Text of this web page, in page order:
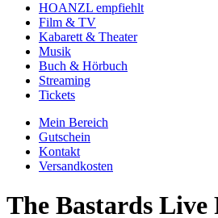
HOANZL empfiehlt
Film & TV
Kabarett & Theater
Musik
Buch & Hörbuch
Streaming
Tickets
Mein Bereich
Gutschein
Kontakt
Versandkosten
The Bastards Live